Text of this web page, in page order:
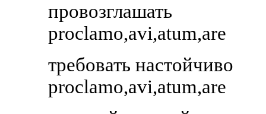
провозглашать
proclamo,avi,atum,are
требовать настойчиво
proclamo,avi,atum,are